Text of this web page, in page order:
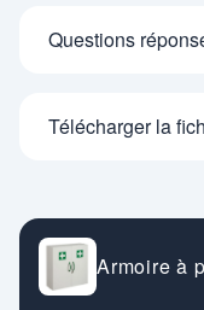
Questions
Télécharger la
Armoire à